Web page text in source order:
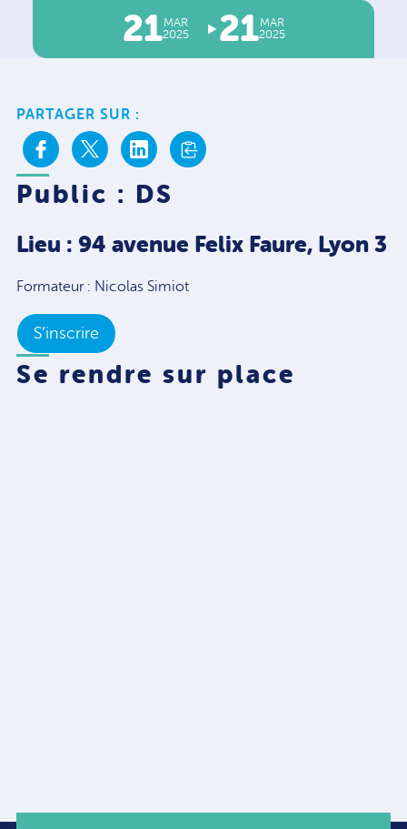
21MAR
2025
21MAR
2025
PARTAGER SUR :
Public : DS
Lieu : 94 avenue Felix Faure, Lyon 3
Formateur : Nicolas Simiot
S’inscrire
Se rendre sur place